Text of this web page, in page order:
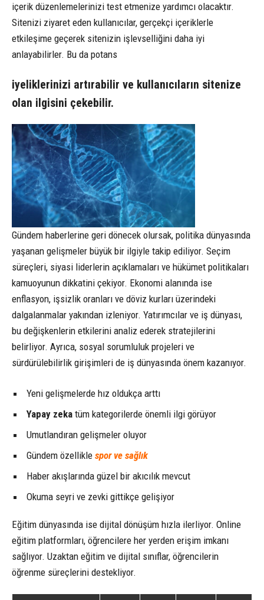
içerik düzenlemelerinizi test etmenize yardımcı olacaktır.
Sitenizi ziyaret eden kullanıcılar, gerçekçi içeriklerle
etkileşime geçerek sitenizin işlevselliğini daha iyi
anlayabilirler. Bu da potans
iyeliklerinizi artırabilir ve kullanıcıların sitenize
olan ilgisini çekebilir.
Gündem haberlerine geri dönecek olursak, politika dünyasında
yaşanan gelişmeler büyük bir ilgiyle takip ediliyor. Seçim
süreçleri, siyasi liderlerin açıklamaları ve hükümet politikaları
kamuoyunun dikkatini çekiyor. Ekonomi alanında ise
enflasyon, işsizlik oranları ve döviz kurları üzerindeki
dalgalanmalar yakından izleniyor. Yatırımcılar ve iş dünyası,
bu değişkenlerin etkilerini analiz ederek stratejilerini
belirliyor. Ayrıca, sosyal sorumluluk projeleri ve
sürdürülebilirlik girişimleri de iş dünyasında önem kazanıyor.
Yeni gelişmelerde hız oldukça arttı
Yapay zeka tüm kategorilerde önemli ilgi görüyor
Umutlandıran gelişmeler oluyor
Gündem özellikle spor ve sağlık
Haber akışlarında güzel bir akıcılık mevcut
Okuma seyri ve zevki gittikçe gelişiyor
Eğitim dünyasında ise dijital dönüşüm hızla ilerliyor. Online
eğitim platformları, öğrencilere her yerden erişim imkanı
sağlıyor. Uzaktan eğitim ve dijital sınıflar, öğrencilerin
öğrenme süreçlerini destekliyor.